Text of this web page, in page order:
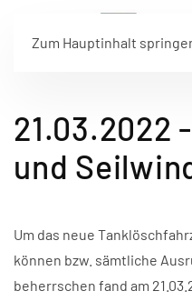
Zum Hauptinhalt
21.03.2022
und
Um das neue
können bzw. sämtliche
beherrschen fand am